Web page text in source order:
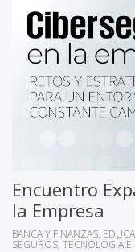
Encuentro
la Empresa
BANCA Y FINANZAS
SEGUROS TECNOLOGÍA